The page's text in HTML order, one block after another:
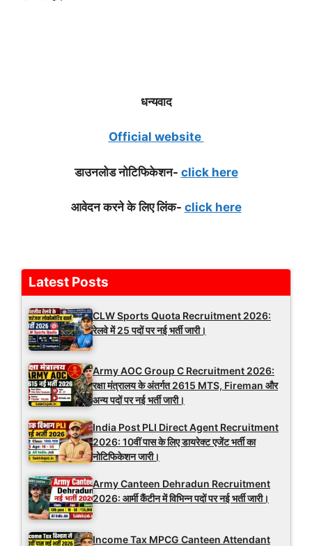
धन्यवाद
Official website
डाउनलोड नोटिफिकेशन- click here
आवेदन करने के लिए लिंक- click here
Latest Posts
CLW Sports Quota Recruitment 2026:
रेलवे में 25 पदों पर नई भर्ती जारी।
Army AOC Group C Recruitment 2026:
रक्षा मंत्रालय के अंतर्गत 2615 MTS, Fireman और
अन्य पदों पर नई भर्ती जारी।
India Post PLI Direct Agent Recruitment
2026: 10वीं पास के लिए डायरेक्ट एजेंट भर्ती का
नोटिफिकेशन जारी।
Army Canteen Dehradun Recruitment
2026: आर्मी कैंटीन में विभिन्न पदों पर नई भर्ती जारी।
Income Tax MPCG Canteen Attendant